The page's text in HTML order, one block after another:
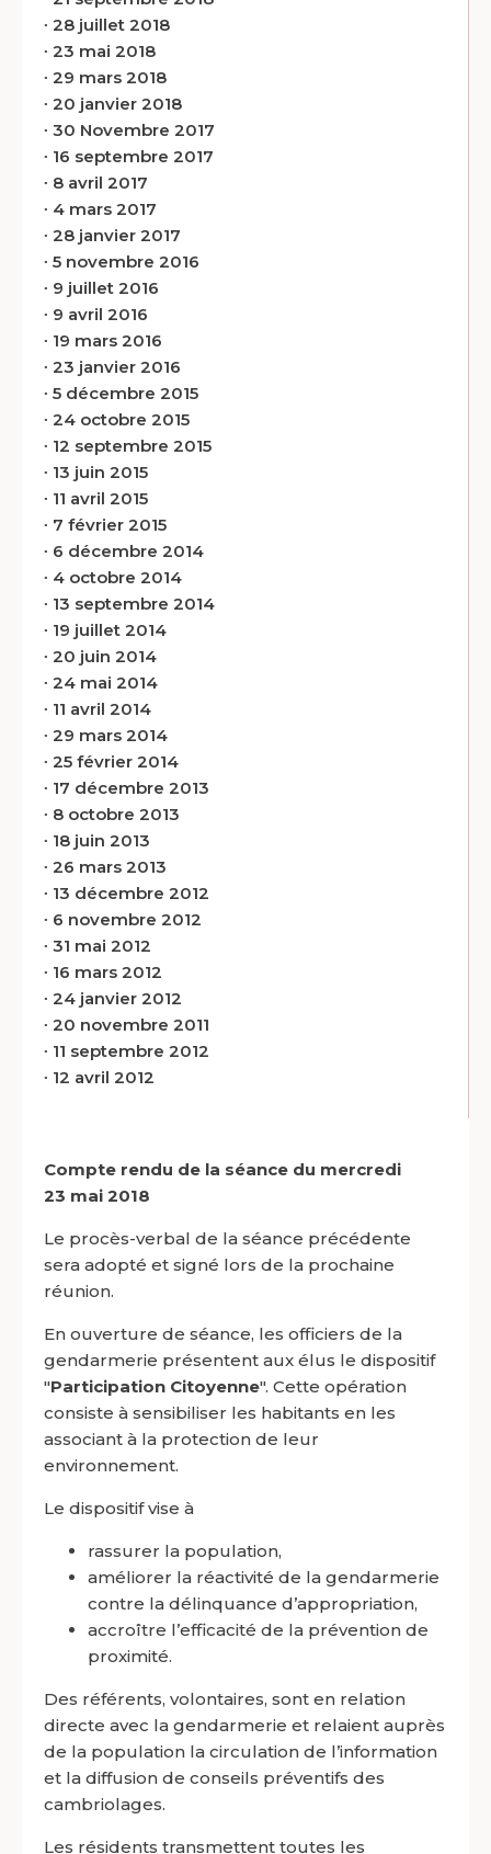
∙ 28 juillet 2018
∙ 23 mai 2018
∙ 29 mars 2018
∙ 20 janvier 2018
∙ 30 Novembre 2017
∙ 16 septembre 2017
∙ 8 avril 2017
∙ 4 mars 2017
∙ 28 janvier 2017
∙ 5 novembre 2016
∙ 9 juillet 2016
∙ 9 avril 2016
∙ 19 mars 2016
∙ 23 janvier 2016
∙ 5 décembre 2015
∙ 24 octobre 2015
∙ 12 septembre 2015
∙ 13 juin 2015
∙ 11 avril 2015
∙ 7 février 2015
∙ 6 décembre 2014
∙ 4 octobre 2014
∙ 13 septembre 2014
∙ 19 juillet 2014
∙ 20 juin 2014
∙ 24 mai 2014
∙ 11 avril 2014
∙ 29 mars 2014
∙ 25 février 2014
∙ 17 décembre 2013
∙ 8 octobre 2013
∙ 18 juin 2013
∙ 26 mars 2013
∙ 13 décembre 2012
∙ 6 novembre 2012
∙ 31 mai 2012
∙ 16 mars 2012
∙ 24 janvier 2012
∙ 20 novembre 2011
∙ 11 septembre 2012
∙ 12 avril 2012
Compte rendu de la séance du mercredi
23 mai 2018
Le procès-verbal de la séance précédente
sera adopté et signé lors de la prochaine
réunion.
En ouverture de séance, les officiers de la
gendarmerie présentent aux élus le dispositif
"Participation Citoyenne". Cette opération
consiste à sensibiliser les habitants en les
associant à la protection de leur
environnement.
Le dispositif vise à
rassurer la population,
améliorer la réactivité de la gendarmerie
contre la délinquance d’appropriation,
accroître l’efficacité de la prévention de
proximité.
Des référents, volontaires, sont en relation
directe avec la gendarmerie et relaient auprès
de la population la circulation de l’information
et la diffusion de conseils préventifs des
cambriolages.
Les résidents transmettent toutes les